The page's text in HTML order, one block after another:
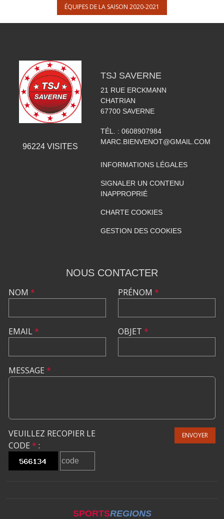
ÉQUIPES DE LA SAISON 2020-2021
96224VISITES
TSJ SAVERNE
21 RUE ERCKMANN
CHATRIAN
67700 SAVERNE
TÉL. : 0608907984
MARC.BIENVENOT@GMAIL.COM
INFORMATIONS LÉGALES
SIGNALER UN CONTENU
INAPPROPRIÉ
CHARTE COOKIES
GESTION DES COOKIES
NOUS CONTACTER
NOM *
EMAIL*
PRÉNOM *
OBJET *
MESSAGE *
VEUILLEZ RECOPIER LE
CODE * :
ENVOYER
SPORTSREGIONS